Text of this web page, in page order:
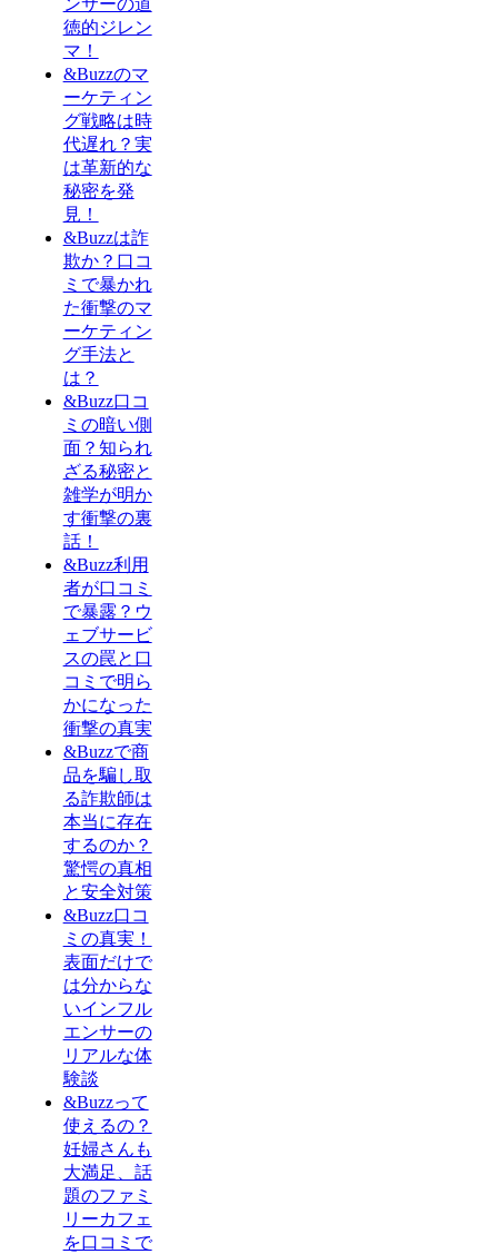
ンサーの道
徳的ジレン
マ！
&Buzzのマ
ーケティン
グ戦略は時
代遅れ？実
は革新的な
秘密を発
見！
&Buzzは詐
欺か？口コ
ミで暴かれ
た衝撃のマ
ーケティン
グ手法と
は？
&Buzz口コ
ミの暗い側
面？知られ
ざる秘密と
雑学が明か
す衝撃の裏
話！
&Buzz利用
者が口コミ
で暴露？ウ
ェブサービ
スの罠と口
コミで明ら
かになった
衝撃の真実
&Buzzで商
品を騙し取
る詐欺師は
本当に存在
するのか？
驚愕の真相
と安全対策
&Buzz口コ
ミの真実！
表面だけで
は分からな
いインフル
エンサーの
リアルな体
験談
&Buzzって
使えるの？
妊婦さんも
大満足、話
題のファミ
リーカフェ
を口コミで